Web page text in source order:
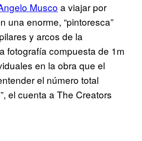
Musco a viajar por
enorme, “pintoresca”
y arcos de la
fotografía compuesta de 1m
en la obra que el
el número total
el cuenta a The Creators